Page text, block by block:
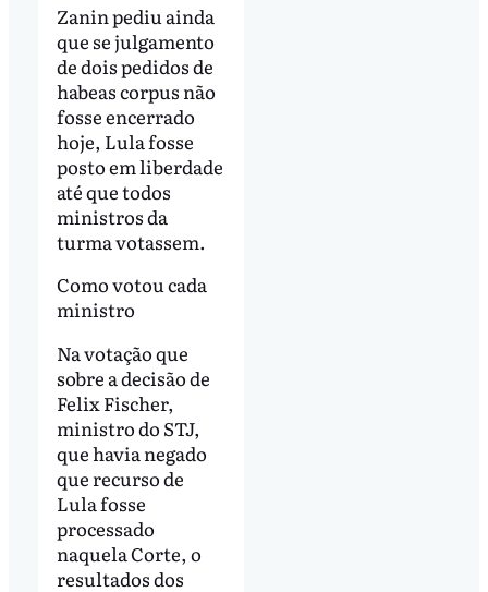
Zanin pediu ainda
que se julgamento
de dois pedidos de
habeas corpus não
fosse encerrado
hoje, Lula fosse
posto em liberdade
até que todos
ministros da
turma votassem.
Como votou cada
ministro
Na votação que
sobre a decisão de
Felix Fischer,
ministro do STJ,
que havia negado
que recurso de
Lula fosse
processado
naquela Corte, o
resultados dos